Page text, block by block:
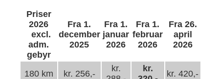
Priser
2026
excl.
adm.
gebyr
Fra 1.
december
2025
Fra 1.
januar
2026
Fra 1.
februar
2026
Fra 26.
april
2026
180 km kr. 256,-
kr.
kr.
kr. 420,-